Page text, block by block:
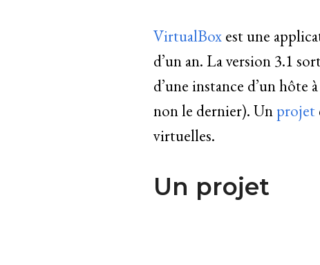
VirtualBox est une
d’un an. La version 3.1
d’une instance d’un
non le dernier). Un projet
virtuelles.
Un projet